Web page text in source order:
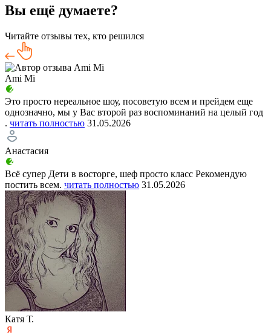
Вы ещё думаете?
Читайте отзывы тех, кто решился
Ami Mi
Это просто нереальное шоу, посоветую всем и прейдем еще
однозначно, мы у Вас второй раз воспоминаний на целый год
. читать полностью 31.05.2026
Анастасия
Всё супер Дети в восторге, шеф просто класс Рекомендую
постить всем. читать полностью 31.05.2026
Катя Т.